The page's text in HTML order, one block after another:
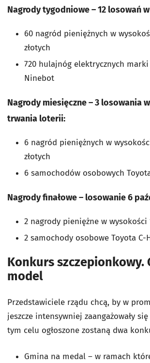
Nagrody tygodniowe – 12 losowań
60 nagród pieniężnych w
złotych
720 hulajnóg elektrycznych marki
Ninebot
Nagrody miesięczne – 3 losowania
trwania loterii:
6 nagród pieniężnych w
złotych
6 samochodów osobowych
Nagrody finałowe – losowanie 6
2 nagrody pieniężne w wysokości
2 samochody osobowe Toyota C-
Konkurs szczepionkowy.
model
Przedstawiciele rządu chcą, by w
jeszcze intensywniej zaangażowały
tym celu ogłoszone zostaną dwa
Gmina na medal – w ramach